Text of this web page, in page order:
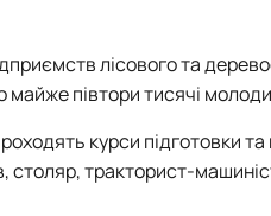
лісового та
півтори тисячі
курси підготовки
столяр, тракторист-